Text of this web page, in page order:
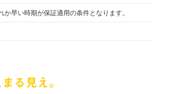
早い時期が保証適用の条件となります。